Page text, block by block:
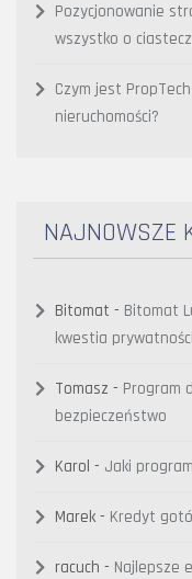
Pozycjonowanie
wszystko o
Czym jest
nieruchomości?
NAJNOWSZE
Bitomat - Bitomat
kwestia prywatności
Tomasz - Program
bezpieczeństwo
Karol - Jaki
Marek - Kredyt
racuch - Najlepsze